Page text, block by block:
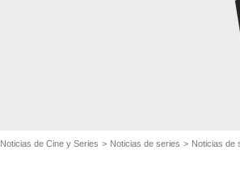
Noticias de Cine y Series Noticias de series Noticias de